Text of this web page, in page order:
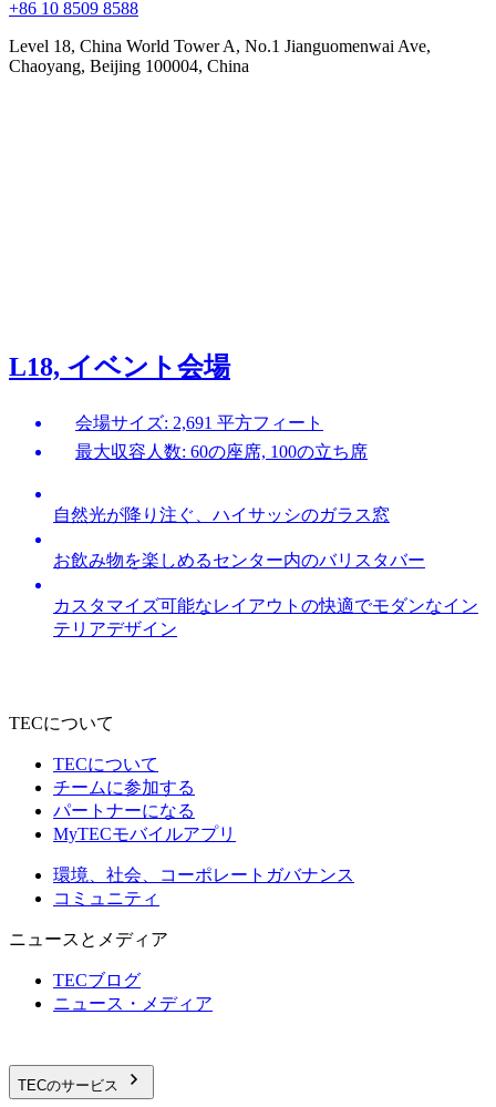
+86 10 8509 8588
Level 18, China World Tower A, No.1 Jianguomenwai Ave,
Chaoyang, Beijing 100004, China
L18, イベント会場
会場サイズ: 2,691 平方フィート
最大収容人数: 60の座席, 100の立ち席
自然光が降り注ぐ、ハイサッシのガラス窓
お飲み物を楽しめるセンター内のバリスタバー
カスタマイズ可能なレイアウトの快適でモダンなイン
テリアデザイン
TECについて
TECについて
チームに参加する
パートナーになる
MyTECモバイルアプリ
環境、社会、コーポレートガバナンス
コミュニティ
ニュースとメディア
TECブログ
ニュース・メディア
TECのサービス